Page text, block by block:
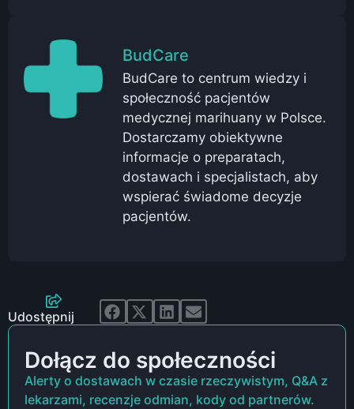
BudCare
BudCare to centrum wiedzy i
społeczność pacjentów
medycznej marihuany w Polsce.
Dostarczamy obiektywne
informacje o preparatach,
dostawach i specjalistach, aby
wspierać świadome decyzje
pacjentów.
Udostępnij
Dołącz do społeczności
Alerty o dostawach w czasie rzeczywistym, Q&A z
lekarzami, recenzje odmian, kody od partnerów.